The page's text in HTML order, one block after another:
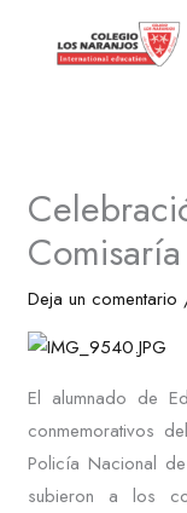
Deja un comentario
El alumnado de
conmemorativos
Policía Nacional
subieron a los